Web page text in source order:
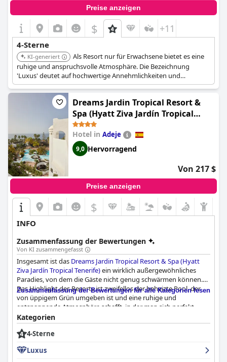
Preise anzeigen
$ +11
4-Sterne
KI-generiert
Als Resort nur für Erwachsene bietet es eine
ruhige und anspruchsvolle Atmosphäre. Die Bezeichnung
'Luxus' deutet auf hochwertige Annehmlichkeiten und
Dienstleistungen hin, was es zu einer komfortablen und gut
ausgestatteten Option für anspruchsvolle Reisende macht.
Dreams Jardin Tropical Resort &
Spa (Hyatt Ziva Jardín Tropical
Tenerife)
Hotel in Adeje
9,0 Hervorragend
Von 217 $
Preise anzeigen
$
INFO
Zusammenfassung der Bewertungen
Von KI zusammengefasst
Insgesamt ist das Dreams Jardin Tropical Resort & Spa (Hyatt
Ziva Jardín Tropical Tenerife)ein wirklich außergewöhnliches
Paradies, von dem die Gäste nicht genug schwärmen können.
Das Highlight des Resorts ist zweifellos der beheizte Pool, der
von üppigem Grün umgeben ist und eine ruhige und
entspannende Atmosphäre schafft, in der man sich perfekt
erholen kann. Die Besucher können von der angenehmen
Temperatur nicht genug bekommen, und die Größe ist genau
richtig - nicht zu groß, nicht zu klein. Der Pool ist besonders in
Tropenurlaub verbringen möchte.
Zusammenfassung der Bewertungen für alle Kategorien lesen
Kategorien
4-Sterne
Luxus